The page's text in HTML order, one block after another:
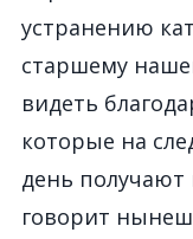
устранению
старшему
видеть
которые на
день получают
говорит